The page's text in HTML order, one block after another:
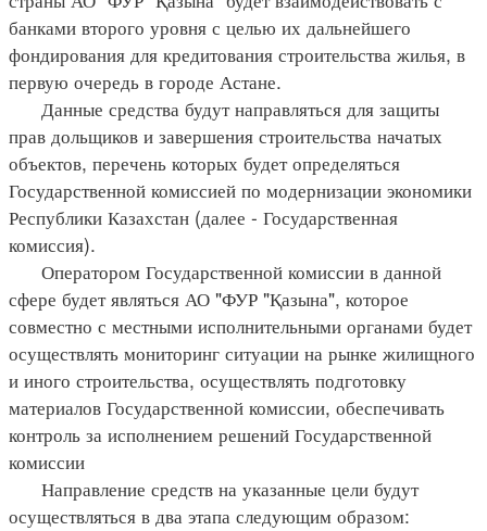
банками второго уровня с целью их дальнейшего
фондирования для кредитования строительства жилья, в
первую очередь в городе Астане.
Данные средства будут направляться для защиты
прав дольщиков и завершения строительства начатых
объектов, перечень которых будет определяться
Государственной комиссией по модернизации экономики
Республики Казахстан (далее - Государственная
комиссия).
Оператором Государственной комиссии в данной
сфере будет являться АО "ФУР "Қазына", которое
совместно с местными исполнительными органами будет
осуществлять мониторинг ситуации на рынке жилищного
и иного строительства, осуществлять подготовку
материалов Государственной комиссии, обеспечивать
контроль за исполнением решений Государственной
комиссии
Направление средств на указанные цели будут
осуществляться в два этапа следующим образом: